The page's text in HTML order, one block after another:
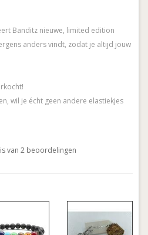
Banditz nieuwe, limited edition
anders vindt, zodat je altijd jouw
wil je écht geen andere elastiekjes
van 2 beoordelingen